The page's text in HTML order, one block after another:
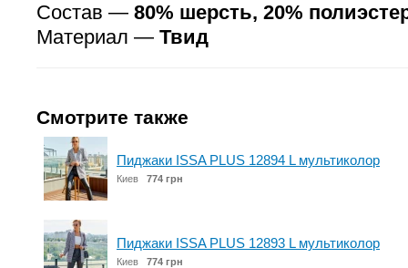
Состав — 80% шерсть, 20%
Материал — Твид
Смотрите также
Пиджаки ISSA PLUS 12894 L мультиколор
Киев 774 грн
Пиджаки ISSA PLUS 12893 L мультиколор
Киев 774 грн